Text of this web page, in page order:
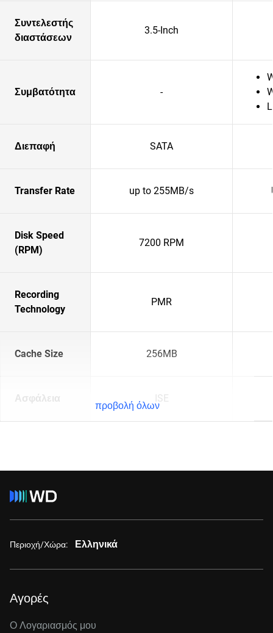
Συντελεστής
διαστάσεων
3.5-Inch
Συμβατότητα -
Διεπαφή SATA
Transfer Rate up to 255MB/s
Disk Speed
(RPM)
7200 RPM
Recording
Technology
PMR
Cache Size 256MB
Ασφάλεια ISE
προβολή όλων
Περιοχή/Χώρα: Ελληνικά
Αγορές
Ο Λογαριασμός μου